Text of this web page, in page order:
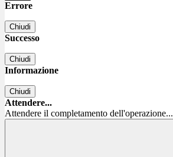
Errore
Chiudi
Successo
Chiudi
Informazione
Chiudi
Attendere...
Attendere il completamento dell'operazione...